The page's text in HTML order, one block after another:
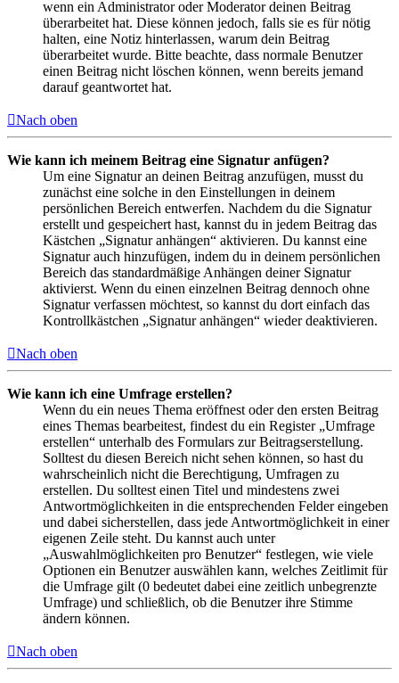
wenn ein Administrator oder Moderator deinen Beitrag
überarbeitet hat. Diese können jedoch, falls sie es für nötig
halten, eine Notiz hinterlassen, warum dein Beitrag
überarbeitet wurde. Bitte beachte, dass normale Benutzer
einen Beitrag nicht löschen können, wenn bereits jemand
darauf geantwortet hat.
Nach oben
Wie kann ich meinem Beitrag eine Signatur anfügen?
Um eine Signatur an deinen Beitrag anzufügen, musst du
zunächst eine solche in den Einstellungen in deinem
persönlichen Bereich entwerfen. Nachdem du die Signatur
erstellt und gespeichert hast, kannst du in jedem Beitrag das
Kästchen „Signatur anhängen“ aktivieren. Du kannst eine
Signatur auch hinzufügen, indem du in deinem persönlichen
Bereich das standardmäßige Anhängen deiner Signatur
aktivierst. Wenn du einen einzelnen Beitrag dennoch ohne
Signatur verfassen möchtest, so kannst du dort einfach das
Kontrollkästchen „Signatur anhängen“ wieder deaktivieren.
Nach oben
Wie kann ich eine Umfrage erstellen?
Wenn du ein neues Thema eröffnest oder den ersten Beitrag
eines Themas bearbeitest, findest du ein Register „Umfrage
erstellen“ unterhalb des Formulars zur Beitragserstellung.
Solltest du diesen Bereich nicht sehen können, so hast du
wahrscheinlich nicht die Berechtigung, Umfragen zu
erstellen. Du solltest einen Titel und mindestens zwei
Antwortmöglichkeiten in die entsprechenden Felder eingeben
und dabei sicherstellen, dass jede Antwortmöglichkeit in einer
eigenen Zeile steht. Du kannst auch unter
„Auswahlmöglichkeiten pro Benutzer“ festlegen, wie viele
Optionen ein Benutzer auswählen kann, welches Zeitlimit für
die Umfrage gilt (0 bedeutet dabei eine zeitlich unbegrenzte
Umfrage) und schließlich, ob die Benutzer ihre Stimme
ändern können.
Nach oben